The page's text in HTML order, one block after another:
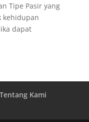
Tipe Pasir yang
kehidupan
dapat
Tentang Kami